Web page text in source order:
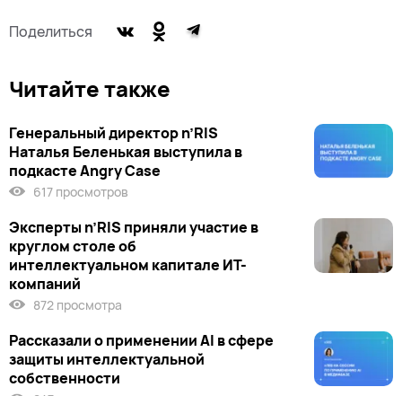
Поделиться
Читайте также
Генеральный директор n’RIS
Наталья Беленькая выступила в
подкасте Angry Case
617 просмотров
Эксперты n’RIS приняли участие в
круглом столе об
интеллектуальном капитале ИТ-
компаний
872 просмотра
Рассказали о применении AI в сфере
защиты интеллектуальной
собственности